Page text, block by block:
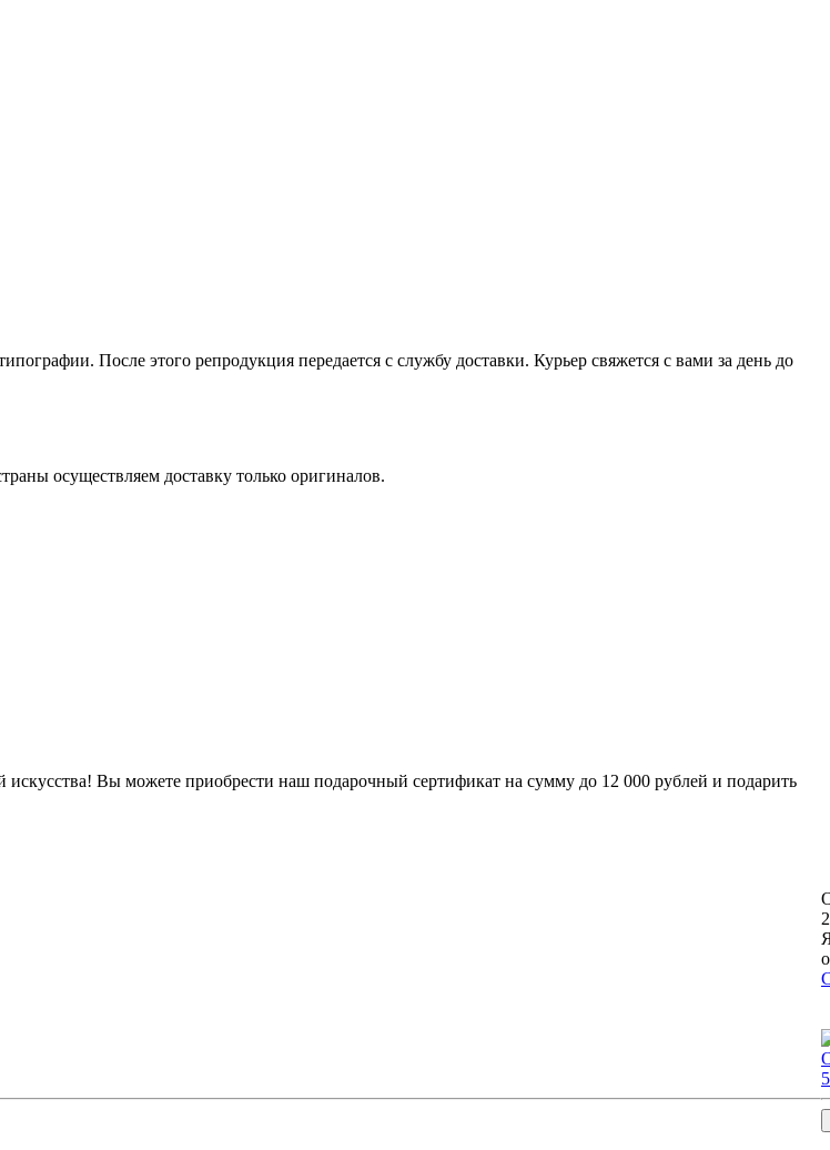
После этого репродукция передается с службу доставки. Курьер свяжется с вами за день до
осуществляем доставку только оригиналов.
Вы можете приобрести наш подарочный сертификат на сумму до 12 000 рублей и подарить